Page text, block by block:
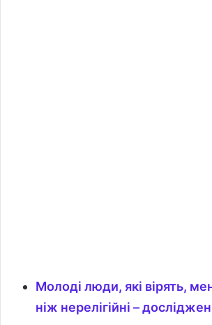
Молоді люди, які вірять,
ніж нерелігійні –